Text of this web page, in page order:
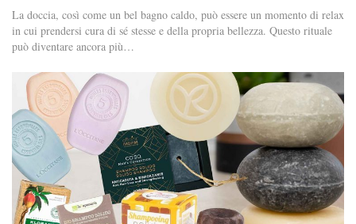
La doccia, così come un bel bagno caldo, può essere un momento di relax
in cui prendersi cura di sé stesse e della propria bellezza. Questo rituale
può diventare ancora più…